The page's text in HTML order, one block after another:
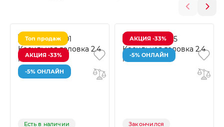
Топ продаж
АКЦИЯ -33%
-5% ОНЛАЙН
Есть в наличии
АКЦИЯ -33%
-5% ОНЛАЙН
Закончился